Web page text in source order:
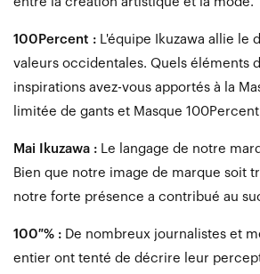
100Percent :
L'équipe Ikuzawa allie le
valeurs occidentales. Quels éléments
inspirations avez-vous apportés à la
limitée de gants et Masque 100Percent
Mai Ikuzawa :
Le langage de notre
Bien que notre image de marque soit
notre forte présence a contribué au
100 % : De nombreux journalistes et
entier ont tenté de décrire leur